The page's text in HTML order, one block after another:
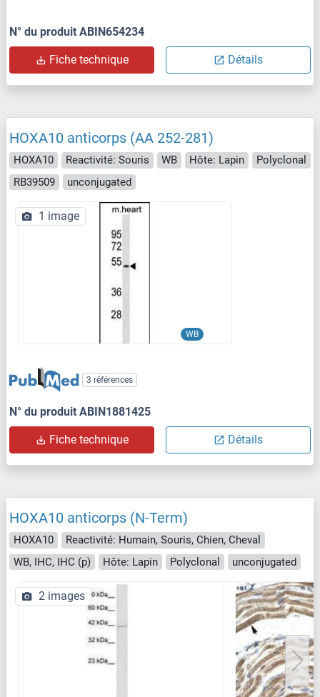
N° du produit ABIN654234
Fiche technique Détails
HOXA10 anticorps (AA 252-281)
HOXA10 Reactivité: Souris WB Hôte: Lapin
Polyclonal
RB39509
unconjugated
WB
1 image
3 références
N° du produit ABIN1881425
Fiche technique Détails
HOXA10 anticorps (N-Term)
HOXA10
Reactivité: Humain, Souris, Chien, Cheval
WB, IHC, IHC (p)
Hôte: Lapin Polyclonal unconjugated
2 images